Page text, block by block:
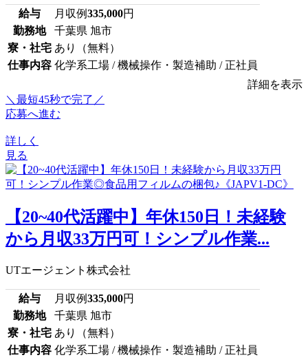
給与 月収例335,000円
勤務地
千葉県 旭市
寮・社宅 あり（無料）
仕事内容 化学系工場 / 機械操作・製造補助 / 正社員
詳細を表示
＼最短45秒で完了／
応募へ進む
詳しく
見る
【20~40代活躍中】年休150日！未経験
から月収33万円可！シンプル作業...
UTエージェント株式会社
給与 月収例335,000円
勤務地
千葉県 旭市
寮・社宅 あり（無料）
仕事内容 化学系工場 / 機械操作・製造補助 / 正社員